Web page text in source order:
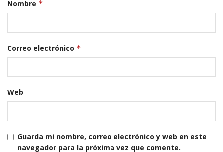
Nombre *
Correo electrónico *
Web
Guarda mi nombre, correo electrónico y web en este
navegador para la próxima vez que comente.